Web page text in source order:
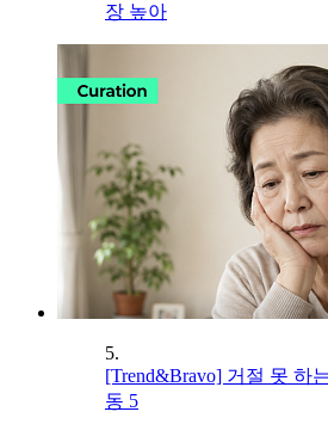
장 높아
5.
[Trend&Bravo] 거절 못 하
동 5